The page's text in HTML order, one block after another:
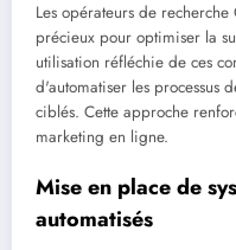
Les opérateurs de
précieux pour optimiser la
utilisation réfléchie de ces
d'automatiser les processus
ciblés. Cette approche
marketing en ligne.
Mise en place de
automatisés